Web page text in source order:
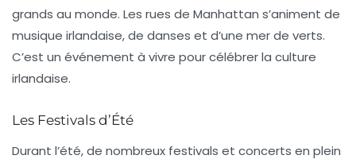
grands au monde. Les rues de Manhattan s’animent de
musique irlandaise, de danses et d’une mer de verts.
C’est un événement à vivre pour célébrer la culture
irlandaise.
Les Festivals d’Été
Durant l’été, de nombreux festivals et concerts en plein